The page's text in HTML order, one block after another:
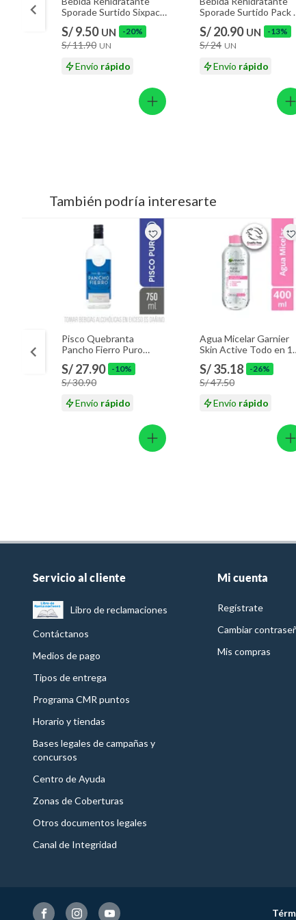
Sporade Surtido Sixpack
Botella 500 mL
S/ 9.50 UN -20%
S/ 11.90 UN
Envío rápido
Sporade Surtido Pack
Botellas 500 mL
S/ 20.90 UN -13%
S/ 24 UN
Envío rápido
También podría interesarte
Pisco Quebranta
Pancho Fierro Puro
Botella 750 mL
S/ 27.90 -10%
S/ 30.90
Envío rápido
Agua Micelar Garnier
Skin Active Todo en 1
Envase 400 mL
S/ 35.18 -26%
S/ 47.50
Envío rápido
Servicio al cliente
Libro de reclamaciones
Contáctanos
Medios de pago
Tipos de entrega
Programa CMR puntos
Horario y tiendas
Bases legales de campañas y
concursos
Centro de Ayuda
Zonas de Coberturas
Otros documentos legales
Canal de Integridad
Mi cuenta
Regístrate
Cambiar
Mis compras